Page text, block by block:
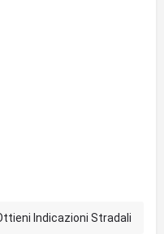
Indicazioni Stradali